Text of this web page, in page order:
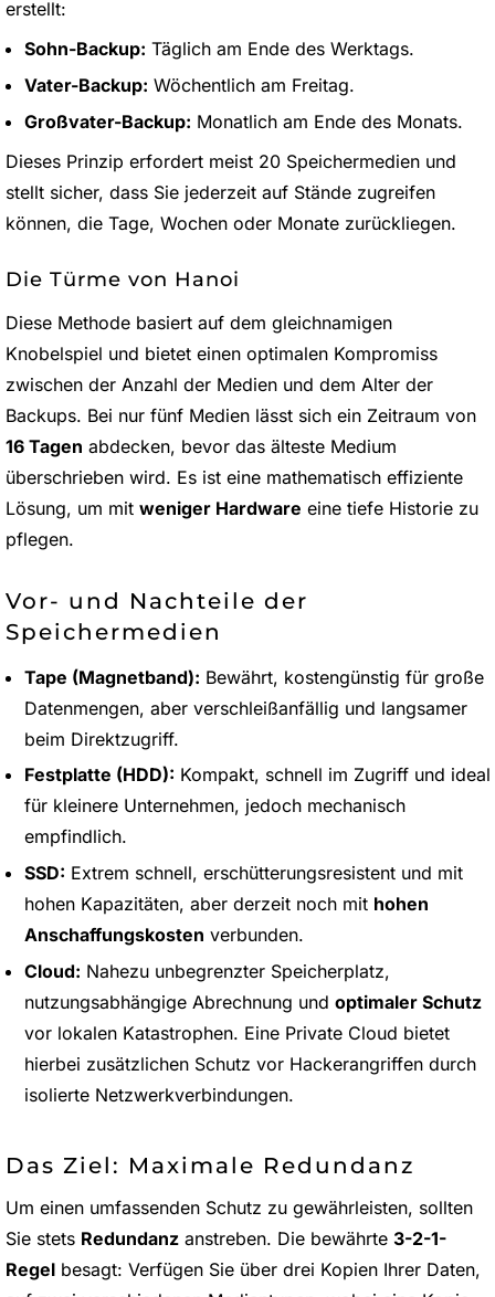
erstellt:
Sohn-Backup: Täglich am Ende des Werktags.
Vater-Backup: Wöchentlich am Freitag.
Großvater-Backup: Monatlich am Ende des Monats.
Dieses Prinzip erfordert meist 20 Speichermedien und
stellt sicher, dass Sie jederzeit auf Stände zugreifen
können, die Tage, Wochen oder Monate zurückliegen.
Die Türme von Hanoi
Diese Methode basiert auf dem gleichnamigen
Knobelspiel und bietet einen optimalen Kompromiss
zwischen der Anzahl der Medien und dem Alter der
Backups. Bei nur fünf Medien lässt sich ein Zeitraum von
16 Tagen abdecken, bevor das älteste Medium
überschrieben wird. Es ist eine mathematisch effiziente
Lösung, um mit weniger Hardware eine tiefe Historie zu
pflegen.
Vor- und Nachteile der
Speichermedien
Tape (Magnetband): Bewährt, kostengünstig für große
Datenmengen, aber verschleißanfällig und langsamer
beim Direktzugriff.
Festplatte (HDD): Kompakt, schnell im Zugriff und ideal
für kleinere Unternehmen, jedoch mechanisch
empfindlich.
SSD: Extrem schnell, erschütterungsresistent und mit
hohen Kapazitäten, aber derzeit noch mit hohen
Anschaffungskosten verbunden.
Cloud: Nahezu unbegrenzter Speicherplatz,
nutzungsabhängige Abrechnung und optimaler Schutz
vor lokalen Katastrophen. Eine Private Cloud bietet
hierbei zusätzlichen Schutz vor Hackerangriffen durch
isolierte Netzwerkverbindungen.
Das Ziel: Maximale Redundanz
Um einen umfassenden Schutz zu gewährleisten, sollten
Sie stets Redundanz anstreben. Die bewährte 3-2-1-
Regel besagt: Verfügen Sie über drei Kopien Ihrer Daten,